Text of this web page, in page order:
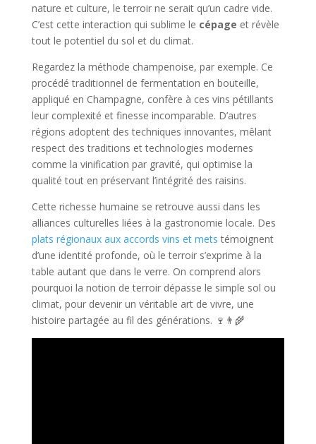
nature et culture, le terroir ne serait qu’un cadre vide.
C’est cette interaction qui sublime le cépage et révèle
tout le potentiel du sol et du climat.
Regardez la méthode champenoise, par exemple. Ce
procédé traditionnel de fermentation en bouteille,
appliqué en Champagne, confère à ces vins pétillants
leur complexité et finesse incomparable. D’autres
régions adoptent des techniques innovantes, mêlant
respect des traditions et technologies modernes
comme la vinification par gravité, qui optimise la
qualité tout en préservant l’intégrité des raisins.
Cette richesse humaine se retrouve aussi dans les
alliances culturelles liées à la gastronomie locale. Des
plats régionaux aux accords vins et mets témoignent
d’une identité profonde, où le terroir s’exprime à la
table autant que dans le verre. On comprend alors
pourquoi la notion de terroir dépasse le simple sol ou
climat, pour devenir un véritable art de vivre, une
histoire partagée au fil des générations. 🍷👨‍🌾